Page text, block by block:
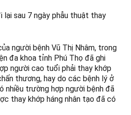
lại sau 7 ngày phẫu thuật thay
người bệnh Vũ Thị Nhâm, trong
đa khoa tỉnh Phú Thọ đã ghi
người cao tuổi phải thay khớp
thương, hay do các bệnh lý ở
nhiều trường hợp người bệnh đã
thay khớp háng nhân tạo đã có